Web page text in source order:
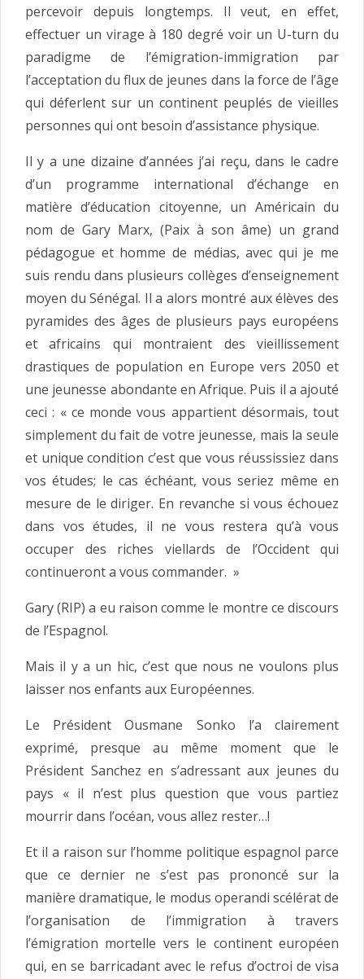
percevoir depuis longtemps. Il veut, en effet,
effectuer un virage à 180 degré voir un U-turn du
paradigme de l’émigration-immigration par
l’acceptation du flux de jeunes dans la force de l’âge
qui déferlent sur un continent peuplés de vieilles
personnes qui ont besoin d’assistance physique.
Il y a une dizaine d’années j’ai reçu, dans le cadre
d’un programme international d’échange en
matière d’éducation citoyenne, un Américain du
nom de Gary Marx, (Paix à son âme) un grand
pédagogue et homme de médias, avec qui je me
suis rendu dans plusieurs collèges d’enseignement
moyen du Sénégal. Il a alors montré aux élèves des
pyramides des âges de plusieurs pays européens
et africains qui montraient des vieillissement
drastiques de population en Europe vers 2050 et
une jeunesse abondante en Afrique. Puis il a ajouté
ceci : « ce monde vous appartient désormais, tout
simplement du fait de votre jeunesse, mais la seule
et unique condition c’est que vous réussissiez dans
vos études; le cas échéant, vous seriez même en
mesure de le diriger. En revanche si vous échouez
dans vos études, il ne vous restera qu’à vous
occuper des riches viellards de l’Occident qui
continueront a vous commander. »
Gary (RIP) a eu raison comme le montre ce discours
de l’Espagnol.
Mais il y a un hic, c’est que nous ne voulons plus
laisser nos enfants aux Européennes.
Le Président Ousmane Sonko l’a clairement
exprimé, presque au même moment que le
Président Sanchez en s’adressant aux jeunes du
pays « il n’est plus question que vous partiez
mourrir dans l’océan, vous allez rester…!
Et il a raison sur l’homme politique espagnol parce
que ce dernier ne s’est pas prononcé sur la
manière dramatique, le modus operandi scélérat de
l’organisation de l’immigration à travers
l’émigration mortelle vers le continent européen
qui, en se barricadant avec le refus d’octroi de visa